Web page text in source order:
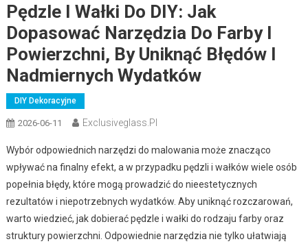
Pędzle I Wałki Do DIY: Jak
Dopasować Narzędzia Do Farby I
Powierzchni, By Uniknąć Błędów I
Nadmiernych Wydatków
DIY Dekoracyjne
2026-06-11 Exclusiveglass.pl
Wybór odpowiednich narzędzi do malowania może znacząco
wpływać na finalny efekt, a w przypadku pędzli i wałków wiele osób
popełnia błędy, które mogą prowadzić do nieestetycznych
rezultatów i niepotrzebnych wydatków. Aby uniknąć rozczarowań,
warto wiedzieć, jak dobierać pędzle i wałki do rodzaju farby oraz
struktury powierzchni. Odpowiednie narzędzia nie tylko ułatwiają